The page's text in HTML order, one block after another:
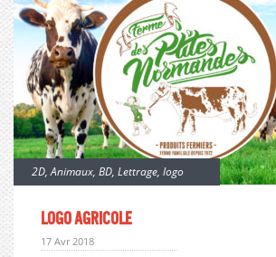
2D,Animaux, BD, Lettrage, logo
Logo agricole
17 Avr 2018